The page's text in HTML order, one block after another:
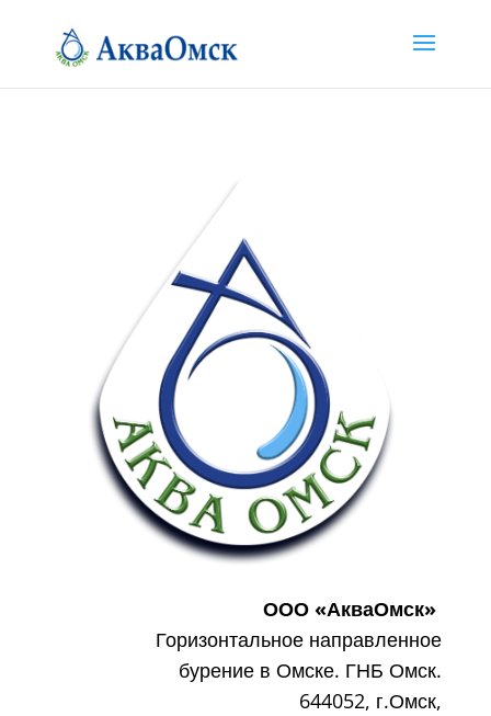
ООО «АкваОмск»
Горизонтальное направленное
бурение в Омске. ГНБ Омск.
644052, г.Омск,